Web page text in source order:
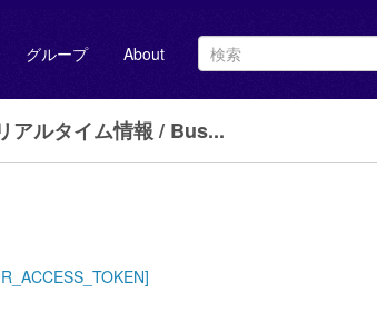
グループ About
アルタイム情報 / Bus...